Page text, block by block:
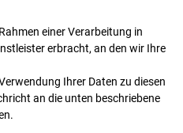
einer Verarbeitung in
erbracht, an den wir Ihre
Ihrer Daten zu diesen
an die unten beschriebene